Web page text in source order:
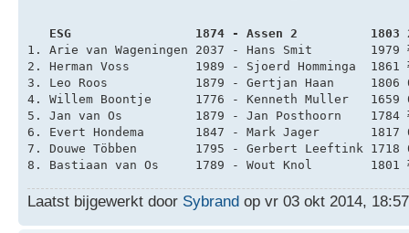
ESG                 1874 - Assen 2          1803
1. Arie van Wageningen 2037 - Hans Smit
2. Herman Voss         1989 - Sjoerd Homminga
3. Leo Roos            1879 - Gertjan Haan     1806
4. Willem Boontje      1776 - Kenneth Muller   1659
5. Jan van Os          1879 - Jan Posthoorn    1784
6. Evert Hondema       1847 - Mark Jager       1817
7. Douwe Többen        1795 - Gerbert Leeftink 1718
8. Bastiaan van Os     1789 - Wout Knol        1801
Laatst bijgewerkt door Sybrand op vr 03 okt 2014,